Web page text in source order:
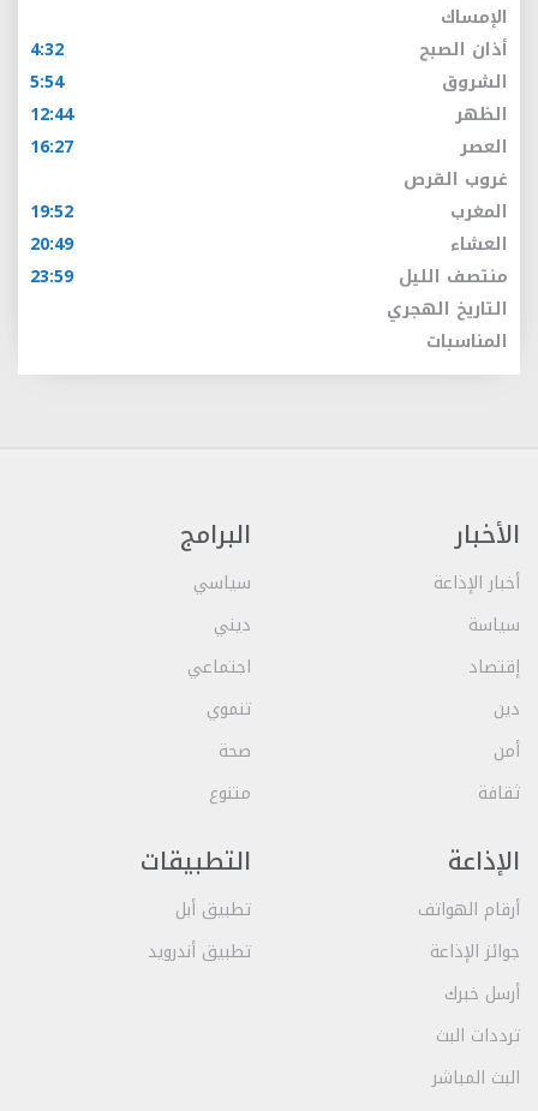
الإمساك
أذان الصبح
4:32
الشروق
5:54
الظهر
12:44
العصر
16:27
غروب القرص
المغرب
19:52
العشاء
20:49
منتصف الليل
23:59
التاريخ الهجري
المناسبات
الأخبار
أخبار الإذاعة
سياسة
إقتصاد
دين
أمن
ثقافة
البرامج
سياسي
ديني
اجتماعي
تنموي
صحة
متنوع
الإذاعة
أرقام الهواتف
جوائز الإذاعة
أرسل خبرك
ترددات البث
البث المباشر
التطبيقات
تطبيق أبل
تطبيق أندرويد